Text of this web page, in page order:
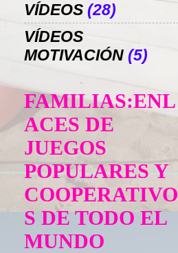
VÍDEOS (28)
VÍDEOS
MOTIVACIÓN (5)
FAMILIAS:ENL
ACES DE
JUEGOS
POPULARES Y
COOPERATIVO
S DE TODO EL
MUNDO